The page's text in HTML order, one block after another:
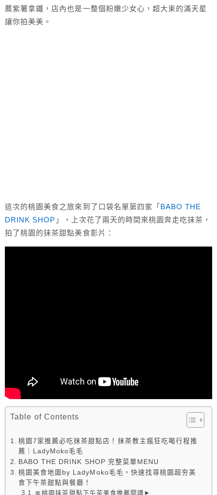
薦紫薯拿鐵，店內也是一整個粉嫩少女心，超大束的滿天星
讓你拍美美。
這次的桃園美食之旅來到了口袋名單第四家「 BABO THE
DRINK SHOP 」，上次花了兩天的時間來桃園奔走吃抹茶，
拍了桃園的抹茶甜點美食影片：
Table of Contents
桃園7家推薦必吃抹茶甜點店！抹茶教主瘋狂吃喝行程推
薦｜LadyMoko毛毛
BABO THE DRINK SHOP 完整菜單MENU
桃園美食地圖by LadyMoko毛毛，快速找尋桃園超夯美
食下午茶甜點與餐廳！
🎀桃園抹茶甜點下午茶美食推薦閱讀►